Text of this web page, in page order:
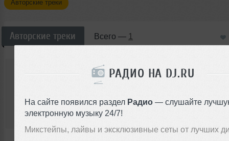
РАДИО НА DJ.RU
На сайте появился раздел Радио — слушайте
электронную музыку 24/7!
Микстейпы, лайвы и эксклюзивные сеты от лучших
Авторские треки
Авторские треки Всего — 1
Baby Face
Dj Baby Face - Mix
00:00